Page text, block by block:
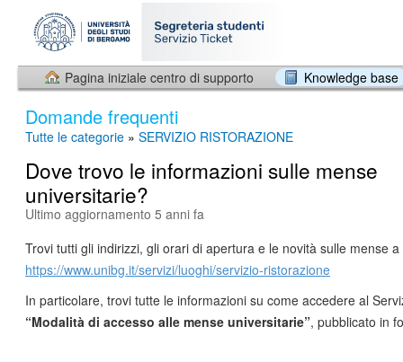
Pagina iniziale centro di supporto Knowledge base
Domande frequenti
Tutte le categorie » SERVIZIO RISTORAZIONE
Dove trovo le informazioni sulle mense
universitarie?
Ultimo aggiornamento 5 anni fa
Trovi tutti gli indirizzi, gli orari di apertura e le novità sulle mense
https://www.unibg.it/servizi/luoghi/servizio-ristorazione
In particolare, trovi tutte le informazioni su come accedere al
“Modalità di accesso alle mense universitarie”, pubblicato in